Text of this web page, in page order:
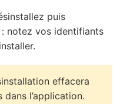
puis
: notez vos identifiants
effacera
l’application.